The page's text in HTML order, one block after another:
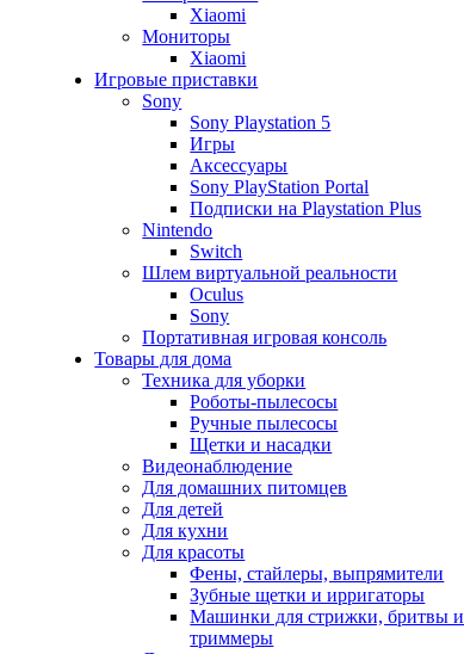
Xiaomi
Мониторы
Xiaomi
Игровые приставки
Sony
Sony Playstation 5
Игры
Аксессуары
Sony PlayStation Portal
Подписки на Playstation Plus
Nintendo
Switch
Шлем виртуальной реальности
Oculus
Sony
Портативная игровая консоль
Товары для дома
Техника для уборки
Роботы-пылесосы
Ручные пылесосы
Щетки и насадки
Видеонаблюдение
Для домашних питомцев
Для детей
Для кухни
Для красоты
Фены, стайлеры, выпрямители
Зубные щетки и ирригаторы
Машинки для стрижки, бритвы и
триммеры